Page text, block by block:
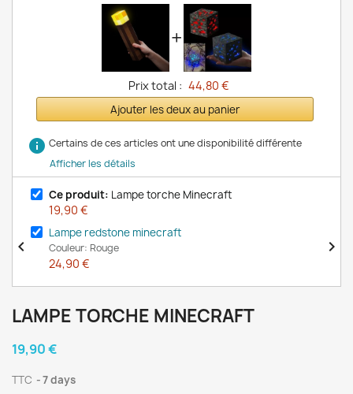
+
Prix total : 44,80 €
Ajouter les deux au panier
info Certains de ces articles ont une disponibilité différente
Afficher les détails
Ce produit: Lampe torche Minecraft
19,90 €
Lampe redstone minecraft
Couleur: Rouge
24,90 €
 
LAMPE TORCHE MINECRAFT
19,90 €
TTC 7 days